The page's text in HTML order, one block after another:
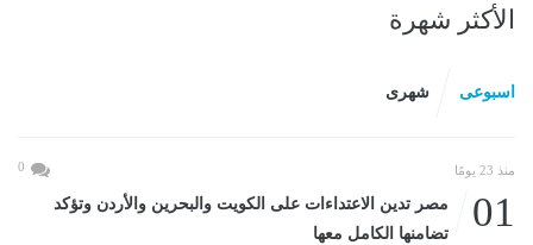
الأكثر شهرة
اسبوعى شهرى
منذ 23 يومًا 0
01
مصر تدين الاعتداءات على الكويت والبحرين والأردن وتؤكد
تضامنها الكامل معها